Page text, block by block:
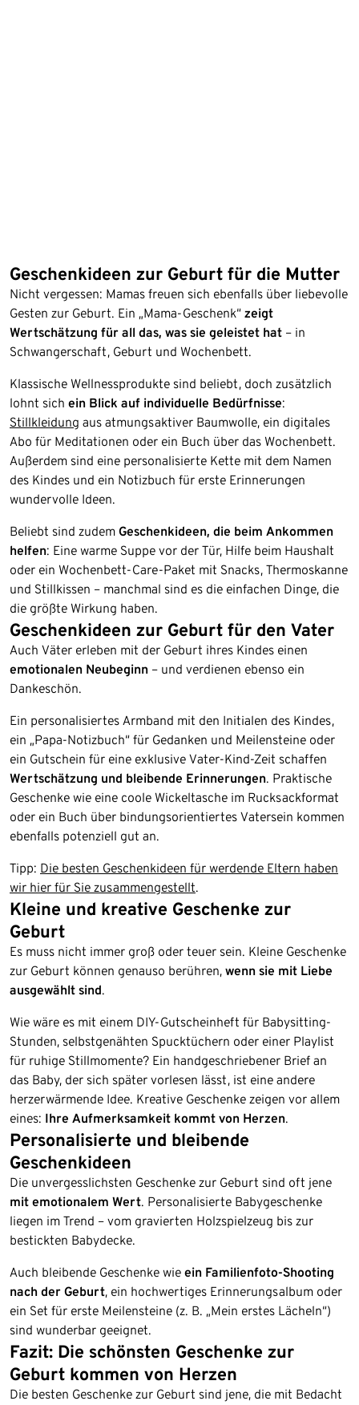
Geschenkideen zur Geburt für die Mutter
Nicht vergessen: Mamas freuen sich ebenfalls über liebevolle
Gesten zur Geburt. Ein „Mama-Geschenk“ zeigt
Wertschätzung für all das, was sie geleistet hat – in
Schwangerschaft, Geburt und Wochenbett.
Klassische Wellnessprodukte sind beliebt, doch zusätzlich
lohnt sich ein Blick auf individuelle Bedürfnisse:
Stillkleidung aus atmungsaktiver Baumwolle, ein digitales
Abo für Meditationen oder ein Buch über das Wochenbett.
Außerdem sind eine personalisierte Kette mit dem Namen
des Kindes und ein Notizbuch für erste Erinnerungen
wundervolle Ideen.
Beliebt sind zudem Geschenkideen, die beim Ankommen
helfen: Eine warme Suppe vor der Tür, Hilfe beim Haushalt
oder ein Wochenbett-Care-Paket mit Snacks, Thermoskanne
und Stillkissen – manchmal sind es die einfachen Dinge, die
die größte Wirkung haben.
Geschenkideen zur Geburt für den Vater
Auch Väter erleben mit der Geburt ihres Kindes einen
emotionalen Neubeginn – und verdienen ebenso ein
Dankeschön.
Ein personalisiertes Armband mit den Initialen des Kindes,
ein „Papa-Notizbuch“ für Gedanken und Meilensteine oder
ein Gutschein für eine exklusive Vater-Kind-Zeit schaffen
Wertschätzung und bleibende Erinnerungen. Praktische
Geschenke wie eine coole Wickeltasche im Rucksackformat
oder ein Buch über bindungsorientiertes Vatersein kommen
ebenfalls potenziell gut an.
Tipp: Die besten Geschenkideen für werdende Eltern haben
wir hier für Sie zusammengestellt.
Kleine und kreative Geschenke zur
Geburt
Es muss nicht immer groß oder teuer sein. Kleine Geschenke
zur Geburt können genauso berühren, wenn sie mit Liebe
ausgewählt sind.
Wie wäre es mit einem DIY-Gutscheinheft für Babysitting-
Stunden, selbstgenähten Spucktüchern oder einer Playlist
für ruhige Stillmomente? Ein handgeschriebener Brief an
das Baby, der sich später vorlesen lässt, ist eine andere
herzerwärmende Idee. Kreative Geschenke zeigen vor allem
eines: Ihre Aufmerksamkeit kommt von Herzen.
Personalisierte und bleibende
Geschenkideen
Die unvergesslichsten Geschenke zur Geburt sind oft jene
mit emotionalem Wert. Personalisierte Babygeschenke
liegen im Trend – vom gravierten Holzspielzeug bis zur
bestickten Babydecke.
Auch bleibende Geschenke wie ein Familienfoto-Shooting
nach der Geburt, ein hochwertiges Erinnerungsalbum oder
ein Set für erste Meilensteine (z. B. „Mein erstes Lächeln“)
sind wunderbar geeignet.
Fazit: Die schönsten Geschenke zur
Geburt kommen von Herzen
Die besten Geschenke zur Geburt sind jene, die mit Bedacht